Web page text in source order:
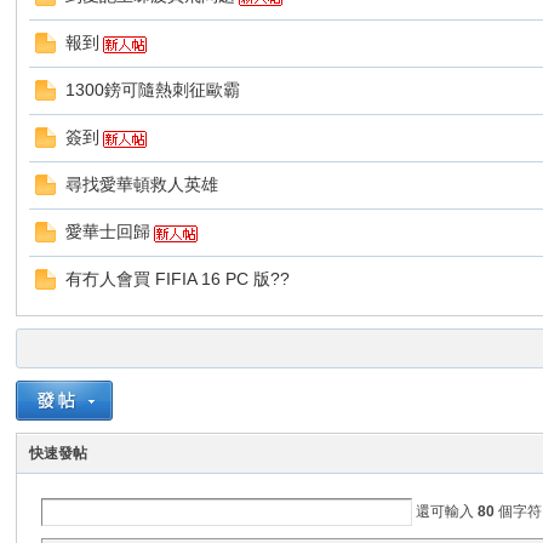
報到
1300鎊可隨熱刺征歐霸
簽到
尋找愛華頓救人英雄
愛華士回歸
有冇人會買 FIFIA 16 PC 版??
快速發帖
還可輸入80 個字符